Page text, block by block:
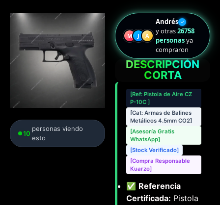
10
personas viendo
esto
M J A
Andrés ✓
y otras26758
personasya
compraron
DESCRIPCIÓN
CORTA
[Ref: Pistola de Aire CZ
P-10C ]
[Cat: Armas de Balines
Metálicos 4.5mm CO2]
[Asesoría Gratis
WhatsApp]
[Stock Verificado]
[Compra Responsable
Kuarzo]
✅ Referencia
Certificada: Pistola